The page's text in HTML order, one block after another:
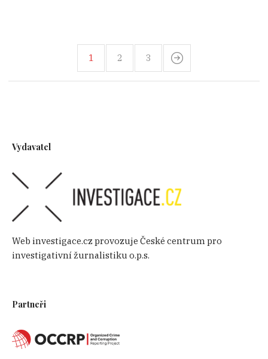
1 2 3
Vydavatel
Web investigace.cz provozuje České centrum pro
investigativní žurnalistiku o.p.s.
Partneři